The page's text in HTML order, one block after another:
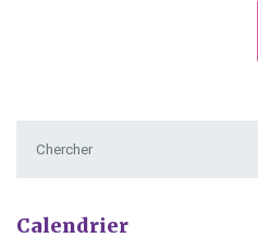
Calendrier